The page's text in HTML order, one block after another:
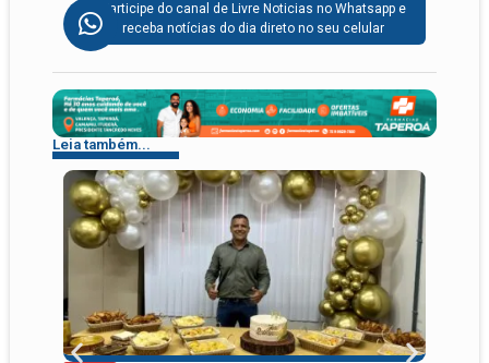
Participe do canal de Livre Noticias no Whatsapp e
receba notícias do dia direto no seu celular
Leia também...